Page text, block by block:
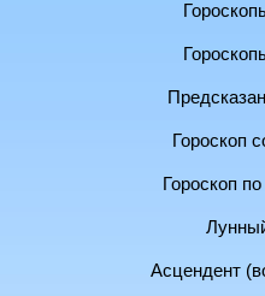
Гороскоп
Гороскоп
Асцендент